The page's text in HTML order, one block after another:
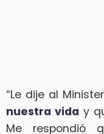
“Le dije al
nuestra vida y
Me respondió